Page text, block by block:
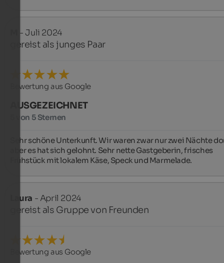
- Juli 2024
gereist als junges Paar
Bewertung aus Google
AUSGEZEICHNET
5 von 5 Sternen
Sehr schöne Unterkunft. Wir waren zwar nur zwei Nächte
aber es hat sich gelohnt. Sehr nette Gastgeberin, frisches
Frühstück mit lokalem Käse, Speck und Marmelade. ️
Laura - April 2024
gereist als Gruppe von Freunden
Bewertung aus Google